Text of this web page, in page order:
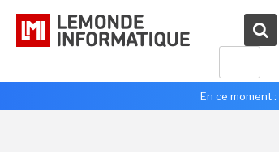
En ce moment :